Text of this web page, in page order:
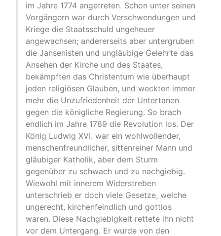
im Jahre 1774 angetreten. Schon unter seinen
Vorgängern war durch Verschwendungen und
Kriege die Staatsschuld ungeheuer
angewachsen; andererseits aber untergruben
die Jansenisten und ungläubige Gelehrte das
Ansehen der Kirche und des Staates,
bekämpften das Christentum wie überhaupt
jeden religiösen Glauben, und weckten immer
mehr die Unzufriedenheit der Untertanen
gegen die königliche Regierung. So brach
endlich im Jahre 1789 die Revolution los. Der
König Ludwig XVI. war ein wohlwollender,
menschenfreundlicher, sittenreiner Mann und
gläubiger Katholik, aber dem Sturm
gegenüber zu schwach und zu nachgiebig.
Wiewohl mit innerem Widerstreben
unterschrieb er doch viele Gesetze, welche
ungerecht, kirchenfeindlich und gottlos
waren. Diese Nachgiebigkeit rettete ihn nicht
vor dem Untergang. Er wurde von den